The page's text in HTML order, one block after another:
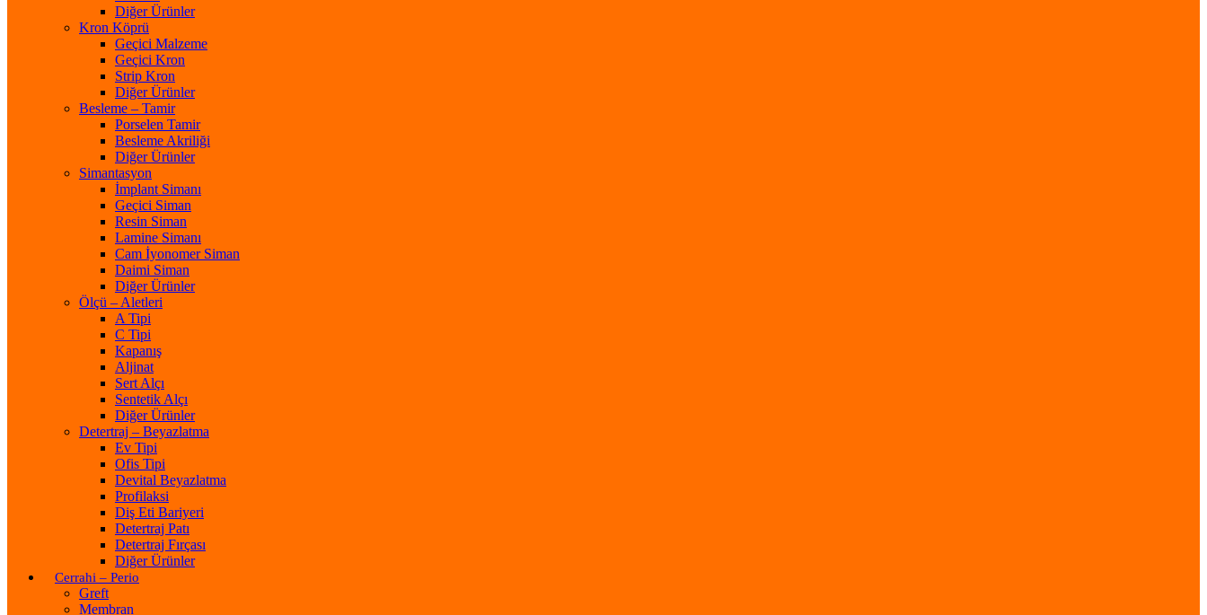
Diğer Ürünler
Kron Köprü
Geçici Malzeme
Geçici Kron
Strip Kron
Diğer Ürünler
Besleme – Tamir
Porselen Tamir
Besleme Akriliği
Diğer Ürünler
Simantasyon
İmplant Simanı
Geçici Siman
Resin Siman
Lamine Simanı
Cam İyonomer Siman
Daimi Siman
Diğer Ürünler
Ölçü – Aletleri
A Tipi
C Tipi
Kapanış
Aljinat
Sert Alçı
Sentetik Alçı
Diğer Ürünler
Detertraj – Beyazlatma
Ev Tipi
Ofis Tipi
Devital Beyazlatma
Profilaksi
Diş Eti Bariyeri
Detertraj Patı
Detertraj Fırçası
Diğer Ürünler
Cerrahi – Perio
Greft
Membran